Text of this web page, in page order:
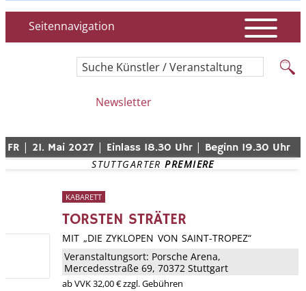
Seitennavigation
Suche Künstler / Veranstaltung
Newsletter
FR | 21. Mai 2027 | Einlass 18.30 Uhr | Beginn 19.30 Uhr
STUTTGARTER PREMIERE
KABARETT
TORSTEN STRÄTER
MIT „DIE ZYKLOPEN VON SAINT-TROPEZ“
Veranstaltungsort: Porsche Arena,
Mercedesstraße 69, 70372 Stuttgart
abVVK32,00 €zzgl. Gebühren